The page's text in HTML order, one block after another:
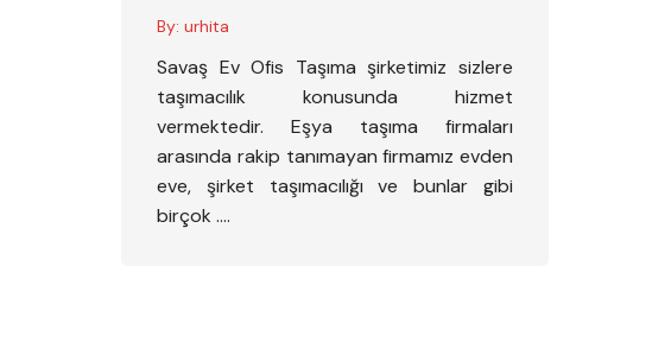
By: urhita
Savaş Ev Ofis Taşıma şirketimiz sizlere
taşımacılık konusunda hizmet
vermektedir. Eşya taşıma firmaları
arasında rakip tanımayan firmamız evden
eve, şirket taşımacılığı ve bunlar gibi
birçok ….